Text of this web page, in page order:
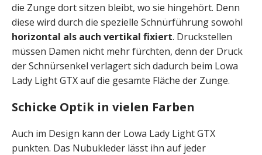
die Zunge dort sitzen bleibt, wo sie hingehört. Denn
diese wird durch die spezielle Schnürführung sowohl
horizontal als auch vertikal fixiert. Druckstellen
müssen Damen nicht mehr fürchten, denn der Druck
der Schnürsenkel verlagert sich dadurch beim Lowa
Lady Light GTX auf die gesamte Fläche der Zunge.
Schicke Optik in vielen Farben
Auch im Design kann der Lowa Lady Light GTX
punkten. Das Nubukleder lässt ihn auf jeder